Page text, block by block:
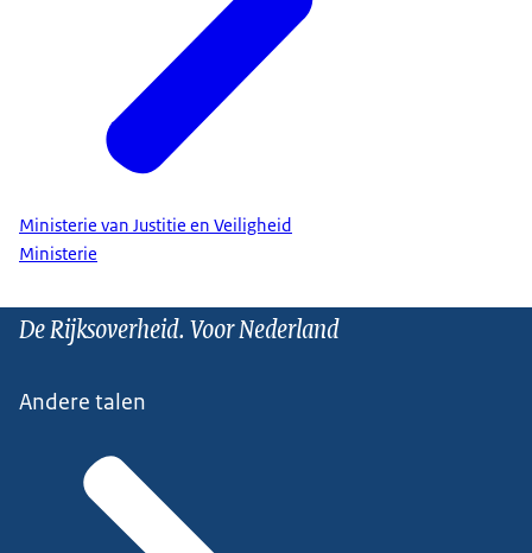
Ministerie van Justitie en Veiligheid
Ministerie
De Rijksoverheid. Voor Nederland
Andere talen